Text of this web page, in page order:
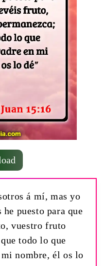
á mí, mas yo
puesto para que
vuestro fruto
todo lo que
nombre, él os lo